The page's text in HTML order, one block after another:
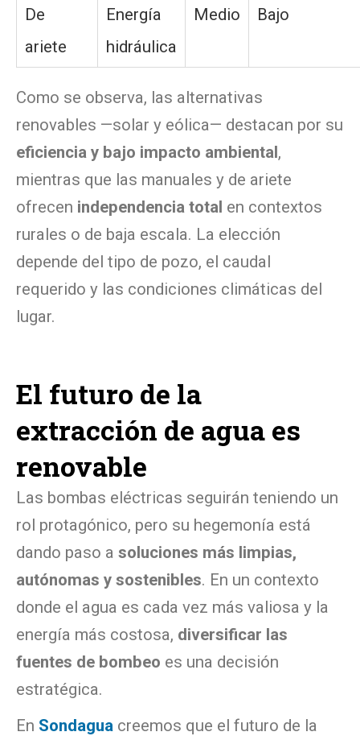
De
ariete
Energía
hidráulica
Medio Bajo
Como se observa, las alternativas
renovables —solar y eólica— destacan por su
eficiencia y bajo impacto ambiental,
mientras que las manuales y de ariete
ofrecen independencia total en contextos
rurales o de baja escala. La elección
depende del tipo de pozo, el caudal
requerido y las condiciones climáticas del
lugar.
El futuro de la
extracción de agua es
renovable
Las bombas eléctricas seguirán teniendo un
rol protagónico, pero su hegemonía está
dando paso a soluciones más limpias,
autónomas y sostenibles. En un contexto
donde el agua es cada vez más valiosa y la
energía más costosa, diversificar las
fuentes de bombeo es una decisión
estratégica.
En Sondagua creemos que el futuro de la